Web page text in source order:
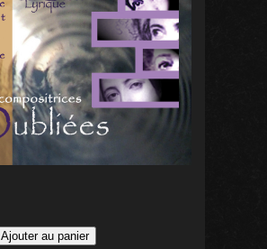
Ajouter au panier